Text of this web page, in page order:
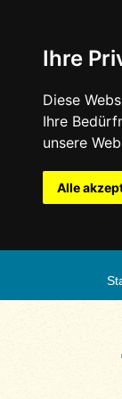
Ihre
Diese
Ihre
unsere
Alle